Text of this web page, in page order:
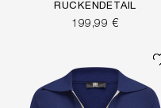
RÜCKENDETAIL
199,99 €